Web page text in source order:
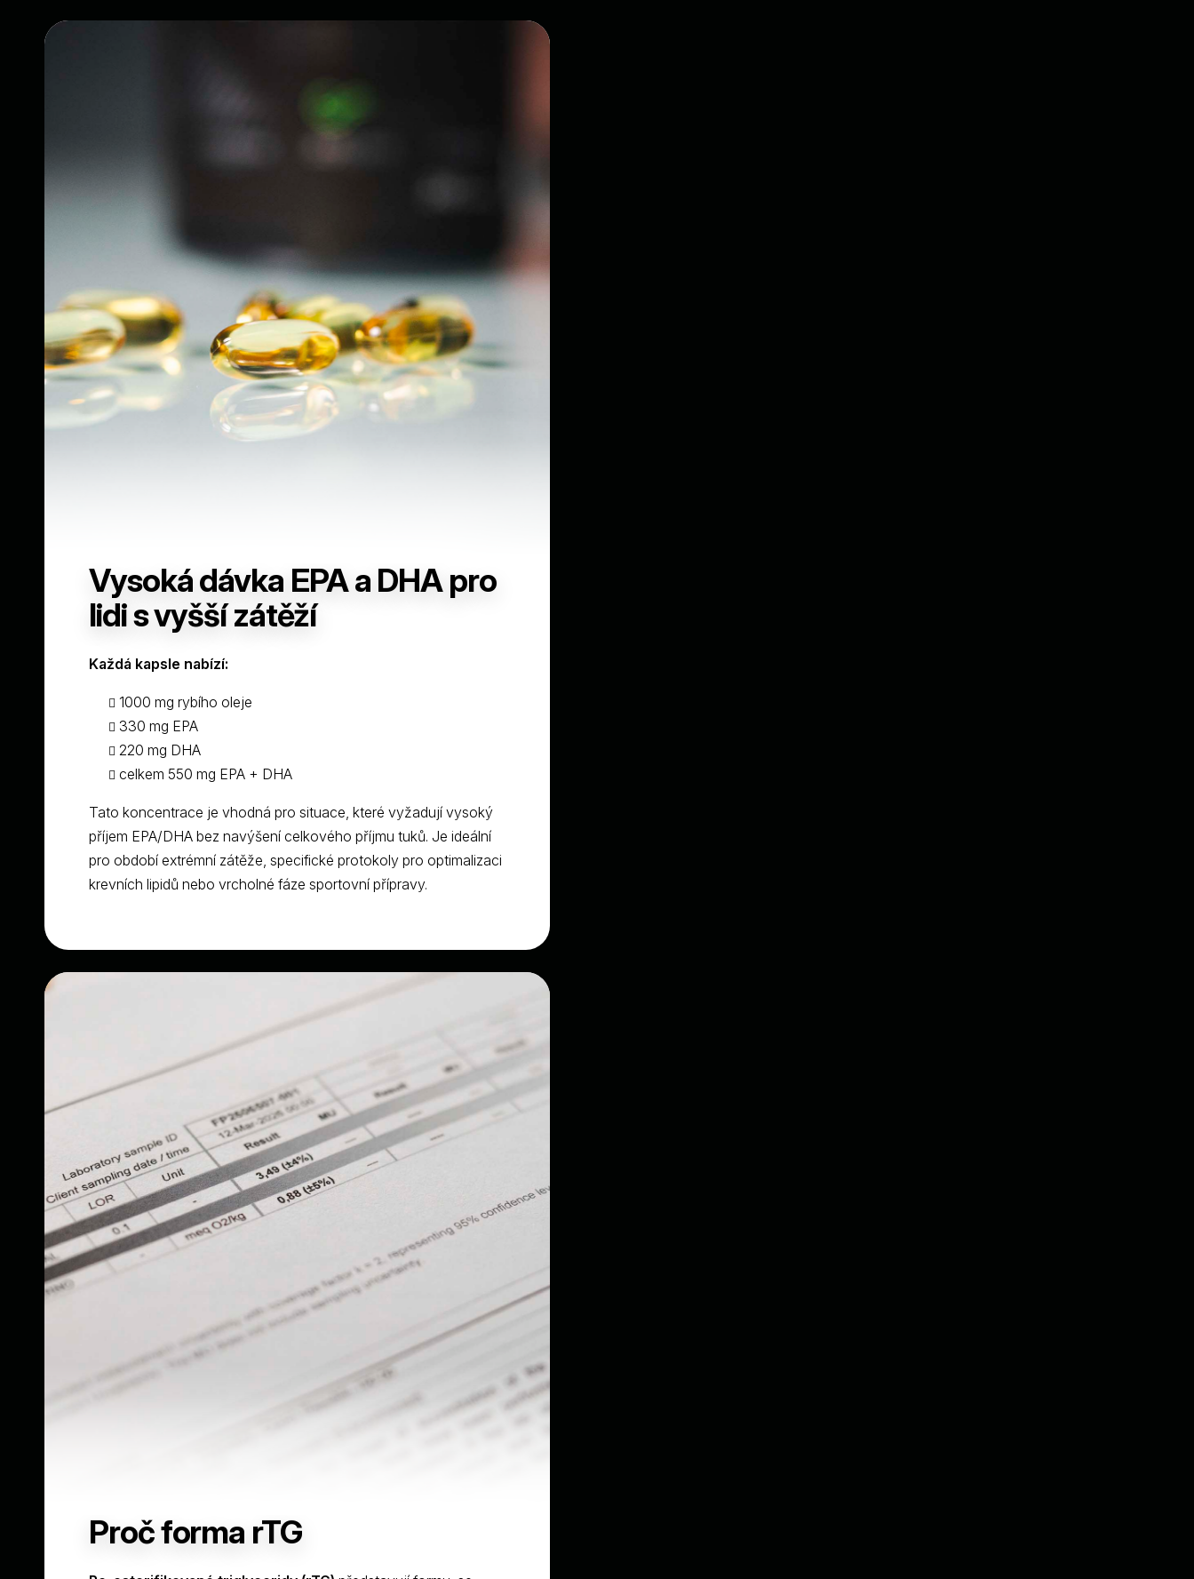
Vysoká dávka EPA a DHA pro
lidi s vyšší zátěží
Každá kapsle nabízí:
1000 mg rybího oleje
330 mg EPA
220 mg DHA
celkem 550 mg EPA + DHA
Tato koncentrace je vhodná pro situace, které vyžadují vysoký
příjem EPA/DHA bez navýšení celkového příjmu tuků. Je ideální
pro období extrémní zátěže, specifické protokoly pro optimalizaci
krevních lipidů nebo vrcholné fáze sportovní přípravy.
Proč forma rTG